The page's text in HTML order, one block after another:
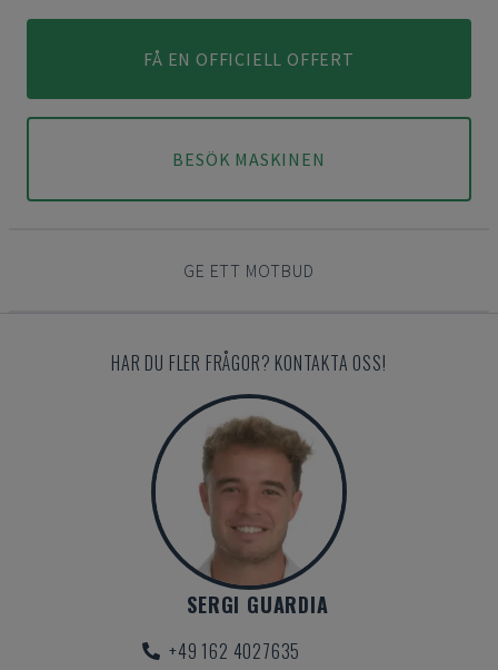
FÅ EN OFFICIELL OFFERT
BESÖK MASKINEN
GE ETT MOTBUD
HAR DU FLER FRÅGOR? KONTAKTA OSS!
SERGI GUARDIA
+49 162 4027635